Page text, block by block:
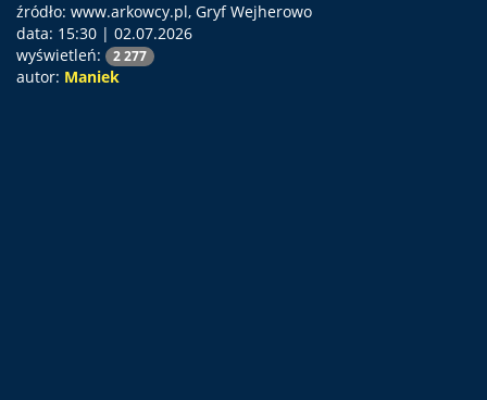
źródło: www.arkowcy.pl, Gryf Wejherowo
data: 15:30 | 02.07.2026
wyświetleń:
2 277
autor: Maniek